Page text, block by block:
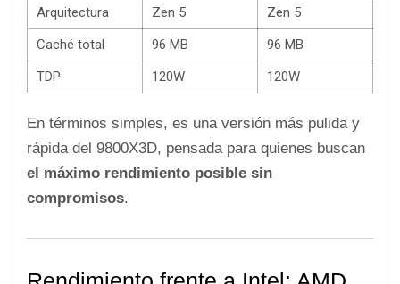
Arquitectura
Zen 5
Zen 5
Caché total
96 MB
96 MB
TDP
120W 120W
En términos simples, es una versión más pulida y
rápida del 9800X3D, pensada para quienes buscan
el máximo rendimiento posible sin
compromisos.